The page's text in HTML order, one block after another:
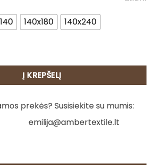
140x180 140x240
- Rudens gėrybės
Į KREPŠELĮ
prekės? Susisiekite su mumis:
emilija@ambertextile.lt